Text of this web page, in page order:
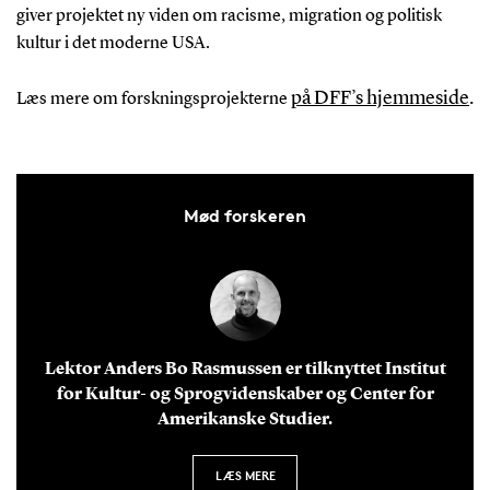
giver projektet ny viden om racisme, migration og politisk
kultur i det moderne USA.
Læs mere om forskningsprojekterne på DFF’s hjemmeside.
Mød forskeren
Lektor Anders Bo Rasmussen er tilknyttet Institut
for Kultur- og Sprogvidenskaber og Center for
Amerikanske Studier.
LÆS MERE